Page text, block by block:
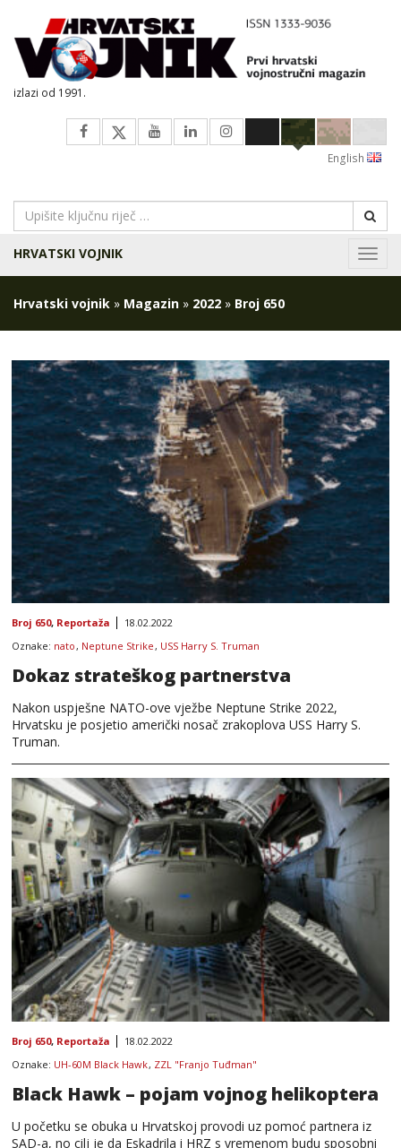
izlazi od 1991.
English
HRVATSKI VOJNIK
Hrvatski vojnik » Magazin » 2022 » Broj 650
Broj 650, Reportaža
18.02.2022
Oznake: nato, Neptune Strike, USS Harry S. Truman
Dokaz strateškog partnerstva
Nakon uspješne NATO-ove vježbe Neptune Strike 2022,
Hrvatsku je posjetio američki nosač zrakoplova USS Harry S.
Truman.
Broj 650, Reportaža
18.02.2022
Oznake: UH-60M Black Hawk, ZZL "Franjo Tuđman"
Black Hawk – pojam vojnog helikoptera
U početku se obuka u Hrvatskoj provodi uz pomoć partnera iz
SAD-a, no cilj je da Eskadrila i HRZ s vremenom budu sposobni